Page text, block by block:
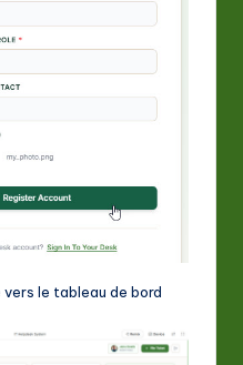
vers le tableau de bord